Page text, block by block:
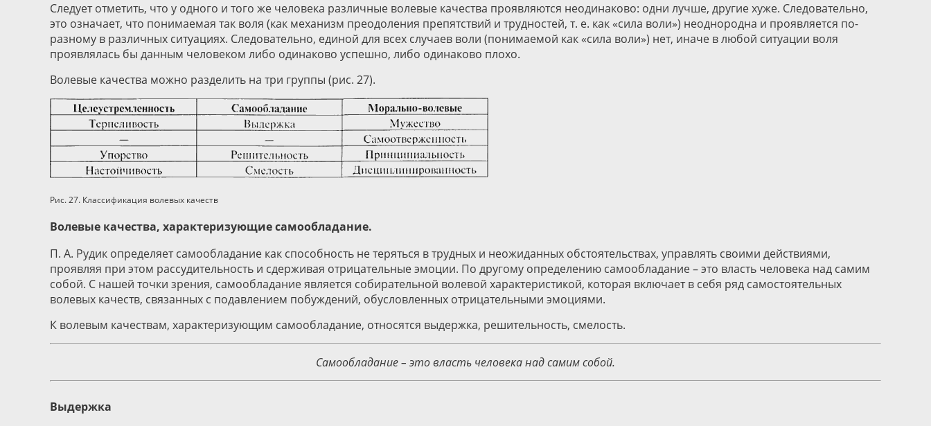
Следует отметить, что у одного и того же человека различные волевые качества проявляются неодинаково: одни лучше, другие хуже. Следовательно,
это означает, что понимаемая так воля (как механизм преодоления препятствий и трудностей, т. е. как «сила воли») неоднородна и проявляется по-
разному в различных ситуациях. Следовательно, единой для всех случаев воли (понимаемой как «сила воли») нет, иначе в любой ситуации воля
проявлялась бы данным человеком либо одинаково успешно, либо одинаково плохо.
Волевые качества можно разделить на три группы (рис. 27).
Рис. 27. Классификация волевых качеств
Волевые качества, характеризующие самообладание.
П. А. Рудик определяет самообладание как способность не теряться в трудных и неожиданных обстоятельствах, управлять своими действиями,
проявляя при этом рассудительность и сдерживая отрицательные эмоции. По другому определению самообладание – это власть человека над самим
собой. С нашей точки зрения, самообладание является собирательной волевой характеристикой, которая включает в себя ряд самостоятельных
волевых качеств, связанных с подавлением побуждений, обусловленных отрицательными эмоциями.
К волевым качествам, характеризующим самообладание, относятся выдержка, решительность, смелость.
Самообладание – это власть человека над самим собой.
Выдержка